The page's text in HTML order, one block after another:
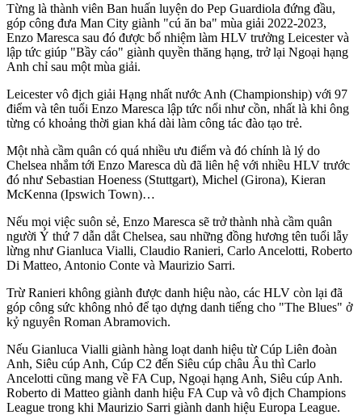
Từng là thành viên Ban huấn luyện do Pep Guardiola đứng đầu,
góp công đưa Man City giành "cú ăn ba" mùa giải 2022-2023,
Enzo Maresca sau đó được bổ nhiệm làm HLV trưởng Leicester và
lập tức giúp "Bầy cáo" giành quyền thăng hạng, trở lại Ngoại hạng
Anh chỉ sau một mùa giải.
Leicester vô địch giải Hạng nhất nước Anh (Championship) với 97
điểm và tên tuổi Enzo Maresca lập tức nổi như cồn, nhất là khi ông
từng có khoảng thời gian khá dài làm công tác đào tạo trẻ.
Một nhà cầm quân có quá nhiều ưu điểm và đó chính là lý do
Chelsea nhắm tới Enzo Maresca dù đã liên hệ với nhiều HLV trước
đó như Sebastian Hoeness (Stuttgart), Michel (Girona), Kieran
McKenna (Ipswich Town)…
Nếu mọi việc suôn sẻ, Enzo Maresca sẽ trở thành nhà cầm quân
người Ý thứ 7 dẫn dắt Chelsea, sau những đồng hương tên tuổi lẫy
lừng như Gianluca Vialli, Claudio Ranieri, Carlo Ancelotti, Roberto
Di Matteo, Antonio Conte và Maurizio Sarri.
Trừ Ranieri không giành được danh hiệu nào, các HLV còn lại đã
góp công sức không nhỏ để tạo dựng danh tiếng cho "The Blues" ở
kỷ nguyên Roman Abramovich.
Nếu Gianluca Vialli giành hàng loạt danh hiệu từ Cúp Liên đoàn
Anh, Siêu cúp Anh, Cúp C2 đến Siêu cúp châu Âu thì Carlo
Ancelotti cũng mang về FA Cup, Ngoại hạng Anh, Siêu cúp Anh.
Roberto di Matteo giành danh hiệu FA Cup và vô địch Champions
League trong khi Maurizio Sarri giành danh hiệu Europa League.